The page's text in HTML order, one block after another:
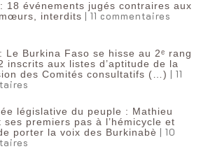
18 événements jugés contraires aux
interdits | 11 commentaires
Le Burkina Faso se hisse au 2ᵉ rang
inscrits aux listes d’aptitude de la
des Comités consultatifs (…) | 11
législative du peuple : Mathieu
ses premiers pas à l’hémicycle et
porter la voix des Burkinabè | 10